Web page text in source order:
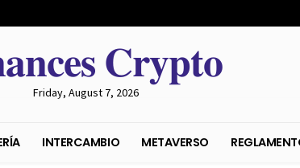
𝐂𝐫𝐲𝐩𝐭𝐨
Friday, August 7, 2026